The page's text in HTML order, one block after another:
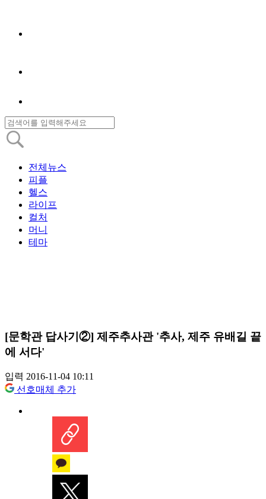
전체뉴스
피플
헬스
라이프
컬처
머니
테마
[문학관 답사기②] 제주추사관 '추사, 제주 유배길 끝
에 서다'
입력 2016-11-04 10:11
선호매체 추가